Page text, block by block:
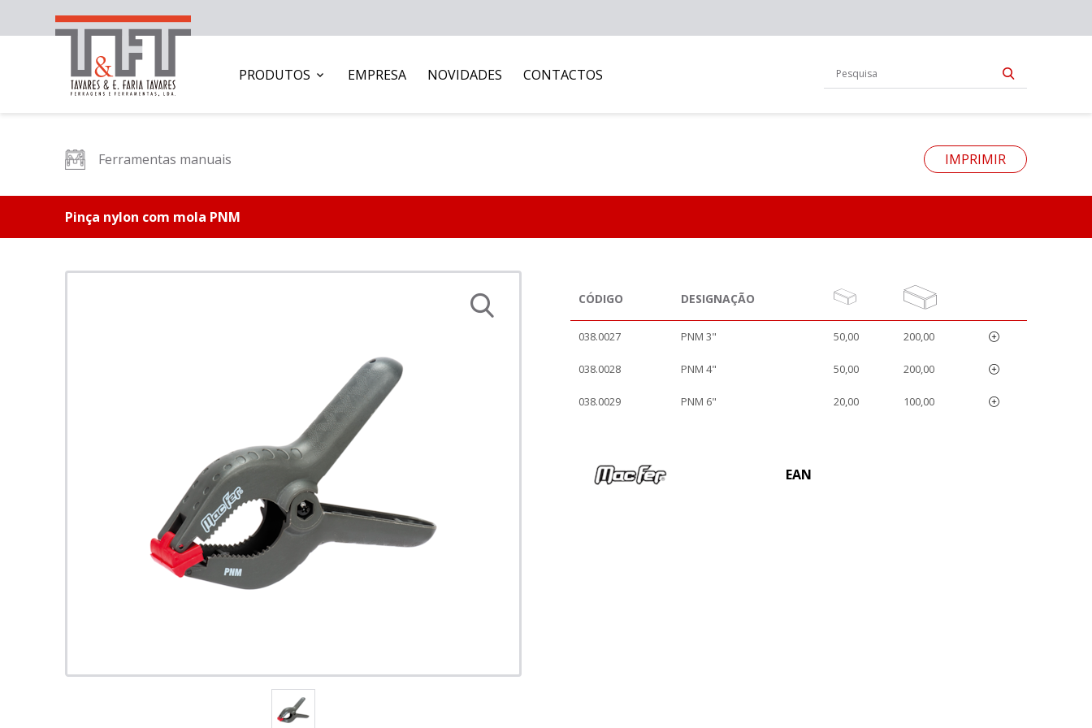
PRODUTOS EMPRESA NOVIDADES CONTACTOS
Ferramentas manuais IMPRIMIR
Pinça nylon com mola PNM
CÓDIGO DESIGNAÇÃO
038.0027 PNM 3" 50,00 200,00
038.0028 PNM 4" 50,00 200,00
038.0029 PNM 6" 20,00 100,00
EAN